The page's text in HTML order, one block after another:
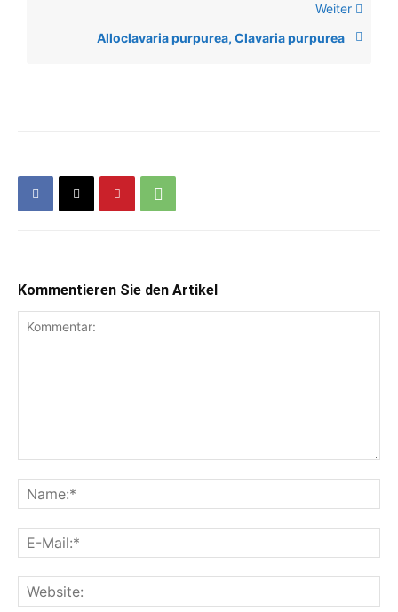
Weiter
Alloclavaria purpurea, Clavaria purpurea
Kommentieren Sie den Artikel